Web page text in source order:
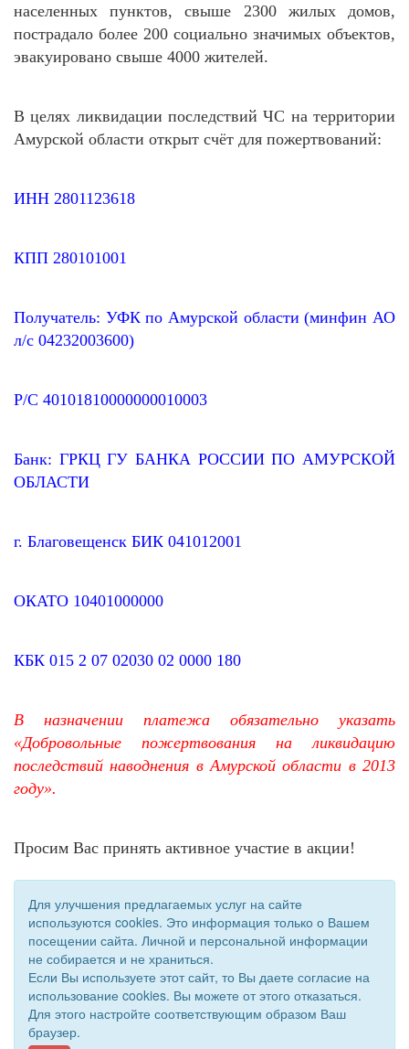
населенных пунктов, свыше 2300 жилых домов,
пострадало более 200 социально значимых объектов,
эвакуировано свыше 4000 жителей.
В целях ликвидации последствий ЧС на территории
Амурской области открыт счёт для пожертвований:
ИНН 2801123618
КПП 280101001
Получатель: УФК по Амурской области (минфин АО
л/с 04232003600)
Р/С 40101810000000010003
Банк: ГРКЦ ГУ БАНКА РОССИИ ПО АМУРСКОЙ
ОБЛАСТИ
г. Благовещенск БИК 041012001
ОКАТО 10401000000
КБК 015 2 07 02030 02 0000 180
В назначении платежа обязательно указать
«Добровольные пожертвования на ликвидацию
последствий наводнения в Амурской области в 2013
году».
Просим Вас принять активное участие в акции!
© 2011 - 2026 Уполномоченный по правам человека. Все
права защищены.
Для улучшения предлагаемых услуг на сайте
используются cookies. Это информация только о Вашем
посещении сайта. Личной и персональной информации
не собирается и не храниться.
Если Вы используете этот сайт, то Вы даете согласие на
использование cookies. Вы можете от этого отказаться.
Для этого настройте соответствующим образом Ваш
браузер.